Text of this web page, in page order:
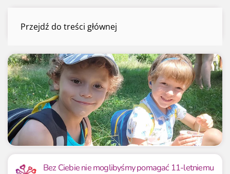
Przejdź do treści głównej
Eryk i Wojtek Broniewicz-Olszanka
Mamy już
33 737.41 zł
Potrzebujemy
60 000 zł
Bez Ciebie nie moglibyśmy pomagać 11-letniemu